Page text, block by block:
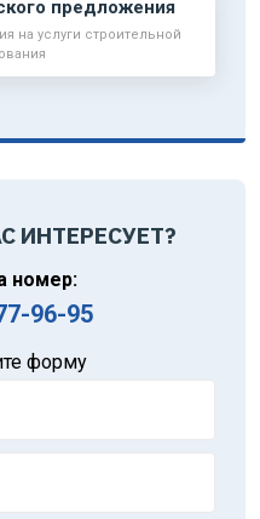
предложения
на услуги строительной
ИНТЕРЕСУЕТ?
номер:
96-95
форму